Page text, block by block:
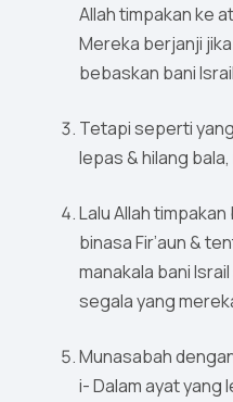
Allah timpakan ke
Mereka berjanji
bebaskan bani
Tetapi seperti
lepas & hilang
Lalu Allah
binasa Fir’aun &
manakala bani
segala yang
Munasabah
i- Dalam ayat yang